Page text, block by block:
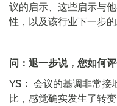
议的启示、这些启示与
性，以及该行业下一步的
问：退一步说，您如何
YS： 会议的基调非常接
比，感觉确实发生了转